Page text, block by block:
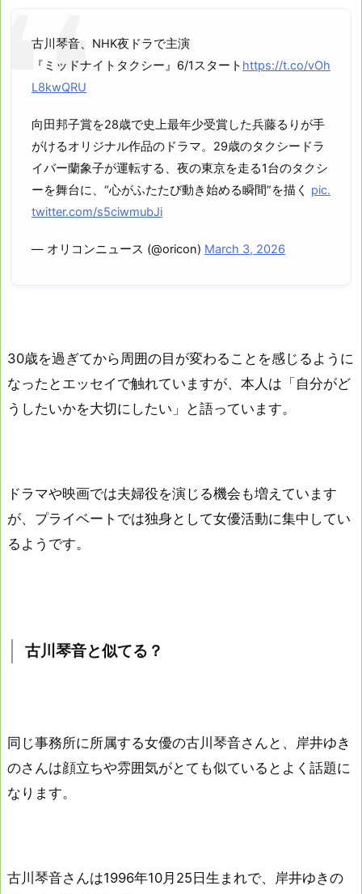
古川琴音、NHK夜ドラで主演
『ミッドナイトタクシー』6/1スタート https://t.co/vOh
L8kwQRU
向田邦子賞を28歳で史上最年少受賞した兵藤るりが手
がけるオリジナル作品のドラマ。29歳のタクシードラ
イバー蘭象子が運転する、夜の東京を走る1台のタクシ
ーを舞台に、“心がふたたび動き始める瞬間”を描く pic.
twitter.com/s5ciwmubJi
— オリコンニュース (@oricon) March 3, 2026
30歳を過ぎてから周囲の目が変わることを感じるように
なったとエッセイで触れていますが、本人は「自分がど
うしたいかを大切にしたい」と語っています。
ドラマや映画では夫婦役を演じる機会も増えています
が、プライベートでは独身として女優活動に集中してい
るようです。
古川琴音と似てる？
同じ事務所に所属する女優の古川琴音さんと、岸井ゆき
のさんは顔立ちや雰囲気がとても似ているとよく話題に
なります。
古川琴音さんは1996年10月25日生まれで、岸井ゆきの